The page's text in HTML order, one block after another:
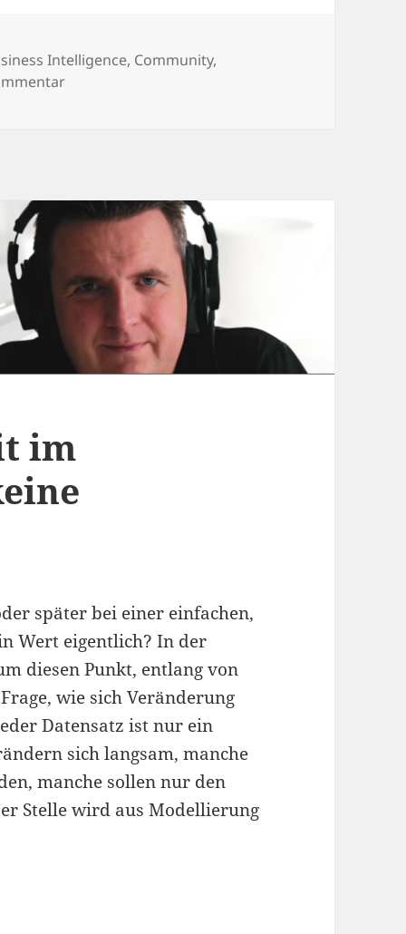
Intelligence, Community,
zu thinkBI #019 – Quellsystem und
im
später bei einer einfachen,
Wert eigentlich? In der
diesen Punkt, entlang von
wie sich Veränderung
Datensatz ist nur ein
sich langsam, manche
manche sollen nur den
Stelle wird aus Modellierung
Nebensache